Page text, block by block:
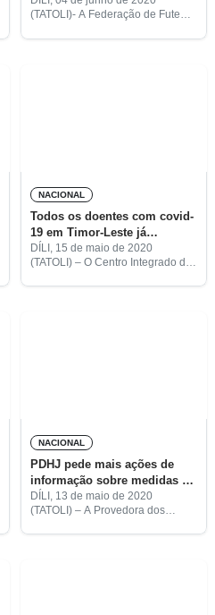
(TATOLI)- A Federação de Futebol
NACIONAL
Todos os doentes com covid-
19 em Timor-Leste já
recuperados
DÍLI, 15 de maio de 2020
(TATOLI) – O Centro Integrado de
NACIONAL
PDHJ pede mais ações de
informação sobre medidas de
prevenção de covid-19
DÍLI, 13 de maio de 2020
(TATOLI) – A Provedora dos